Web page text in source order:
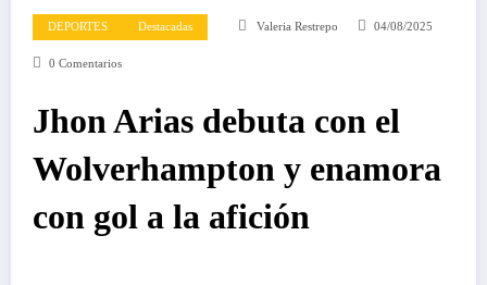
DEPORTES Destacadas Valeria Restrepo 04/08/2025
0 Comentarios
Jhon Arias debuta con el
Wolverhampton y enamora
con gol a la afición